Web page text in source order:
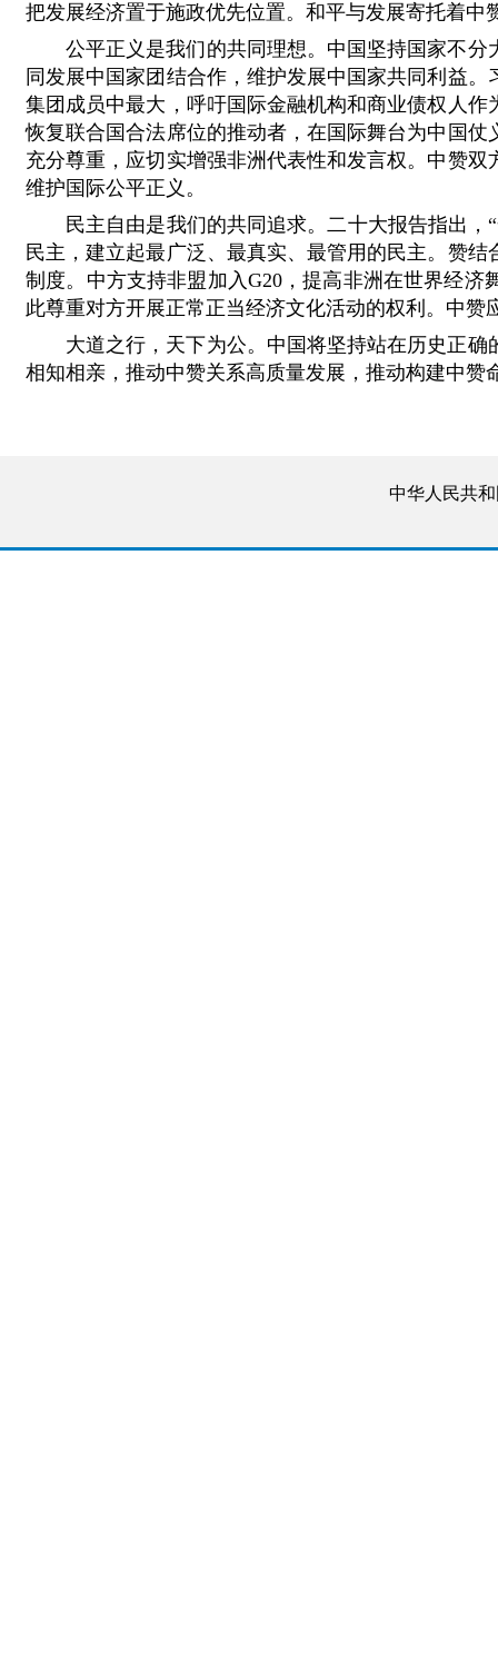
把发展经济置于施政优先位置。和平与发展寄托着
公平正义是我们的共同理想。中国坚持国家不
同发展中国家团结合作，维护发展中国家共同利益
集团成员中最大，呼吁国际金融机构和商业债权人
恢复联合国合法席位的推动者，在国际舞台为中国
充分尊重，应切实增强非洲代表性和发言权。中赞
维护国际公平正义。
民主自由是我们的共同追求。二十大报告指出
民主，建立起最广泛、最真实、最管用的民主。赞
制度。中方支持非盟加入G20，提高非洲在世界经
此尊重对方开展正常正当经济文化活动的权利。中
大道之行，天下为公。中国将坚持站在历史正
相知相亲，推动中赞关系高质量发展，推动构建中赞
中华人民共